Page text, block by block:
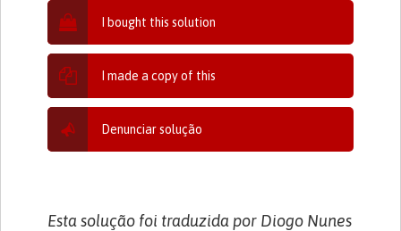
I bought this solution
I made a copy of this
Denunciar solução
Esta solução foi traduzida por Diogo Nunes